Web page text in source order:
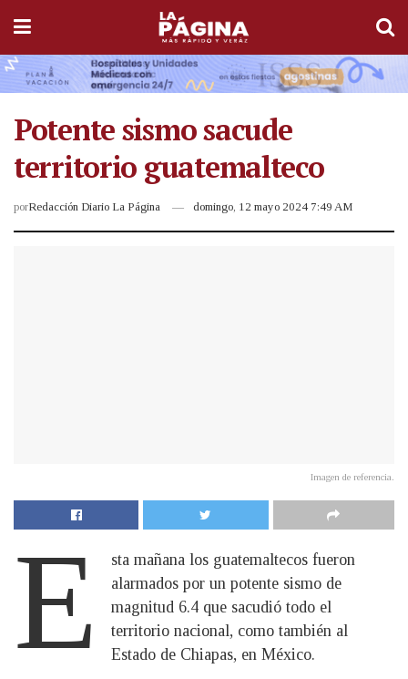
Potente sismo sacude
territorio guatemalteco
porRedacción Diario La Página domingo, 12 mayo 2024 7:49 AM
Imagen de referencia.
E
sta mañana los guatemaltecos fueron
alarmados por un potente sismo de
magnitud 6.4 que sacudió todo el
territorio nacional, como también al
Estado de Chiapas, en México.